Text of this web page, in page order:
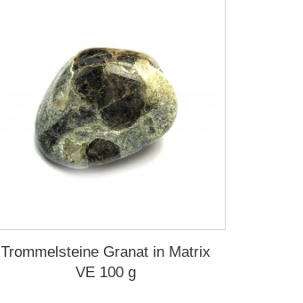
Trommelsteine Granat in Matrix
VE 100 g